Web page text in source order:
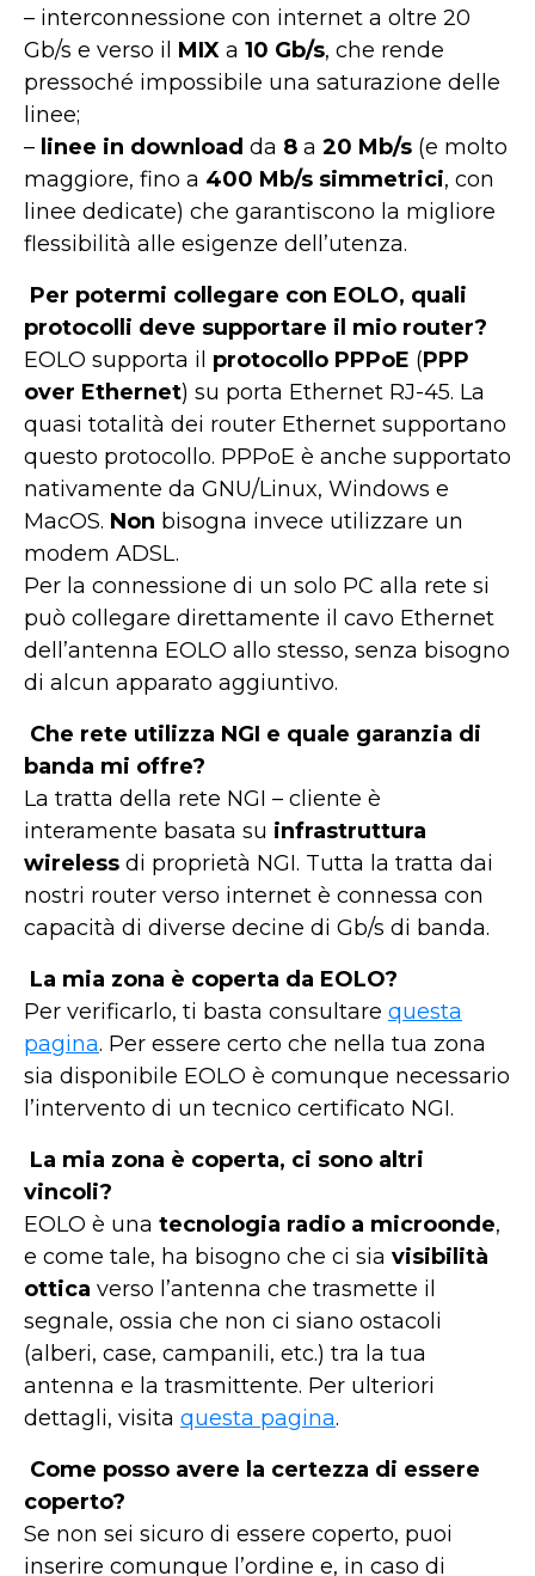
– interconnessione con internet a oltre 20
Gb/s e verso il MIX a 10 Gb/s, che rende
pressoché impossibile una saturazione delle
linee;
– linee in download da 8 a 20 Mb/s (e molto
maggiore, fino a 400 Mb/s simmetrici, con
linee dedicate) che garantiscono la migliore
flessibilità alle esigenze dell’utenza.
Per potermi collegare con EOLO, quali
protocolli deve supportare il mio router?
EOLO supporta il protocollo PPPoE (PPP
over Ethernet) su porta Ethernet RJ-45. La
quasi totalità dei router Ethernet supportano
questo protocollo. PPPoE è anche supportato
nativamente da GNU/Linux, Windows e
MacOS. Non bisogna invece utilizzare un
modem ADSL.
Per la connessione di un solo PC alla rete si
può collegare direttamente il cavo Ethernet
dell’antenna EOLO allo stesso, senza bisogno
di alcun apparato aggiuntivo.
Che rete utilizza NGI e quale garanzia di
banda mi offre?
La tratta della rete NGI – cliente è
interamente basata su infrastruttura
wireless di proprietà NGI. Tutta la tratta dai
nostri router verso internet è connessa con
capacità di diverse decine di Gb/s di banda.
La mia zona è coperta da EOLO?
Per verificarlo, ti basta consultare questa
pagina. Per essere certo che nella tua zona
sia disponibile EOLO è comunque necessario
l’intervento di un tecnico certificato NGI.
La mia zona è coperta, ci sono altri
vincoli?
EOLO è una tecnologia radio a microonde,
e come tale, ha bisogno che ci sia visibilità
ottica verso l’antenna che trasmette il
segnale, ossia che non ci siano ostacoli
(alberi, case, campanili, etc.) tra la tua
antenna e la trasmittente. Per ulteriori
dettagli, visita questa pagina.
Come posso avere la certezza di essere
coperto?
Se non sei sicuro di essere coperto, puoi
inserire comunque l’ordine e, in caso di